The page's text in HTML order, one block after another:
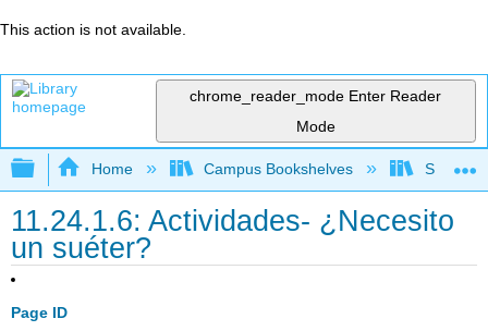
This action is not available.
chrome_reader_mode Enter Reader
Mode
Expand/collapse global hierarchy
Home Campus Bookshelves Skyline
11.24.1.6: Actividades- ¿Necesito
un suéter?
Page ID